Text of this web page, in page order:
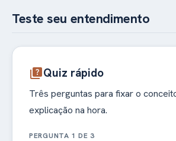
Teste seu entendimento
quizQuiz rápido
Três perguntas para fixar o
explicação na hora.
PERGUNTA 1 DE 3